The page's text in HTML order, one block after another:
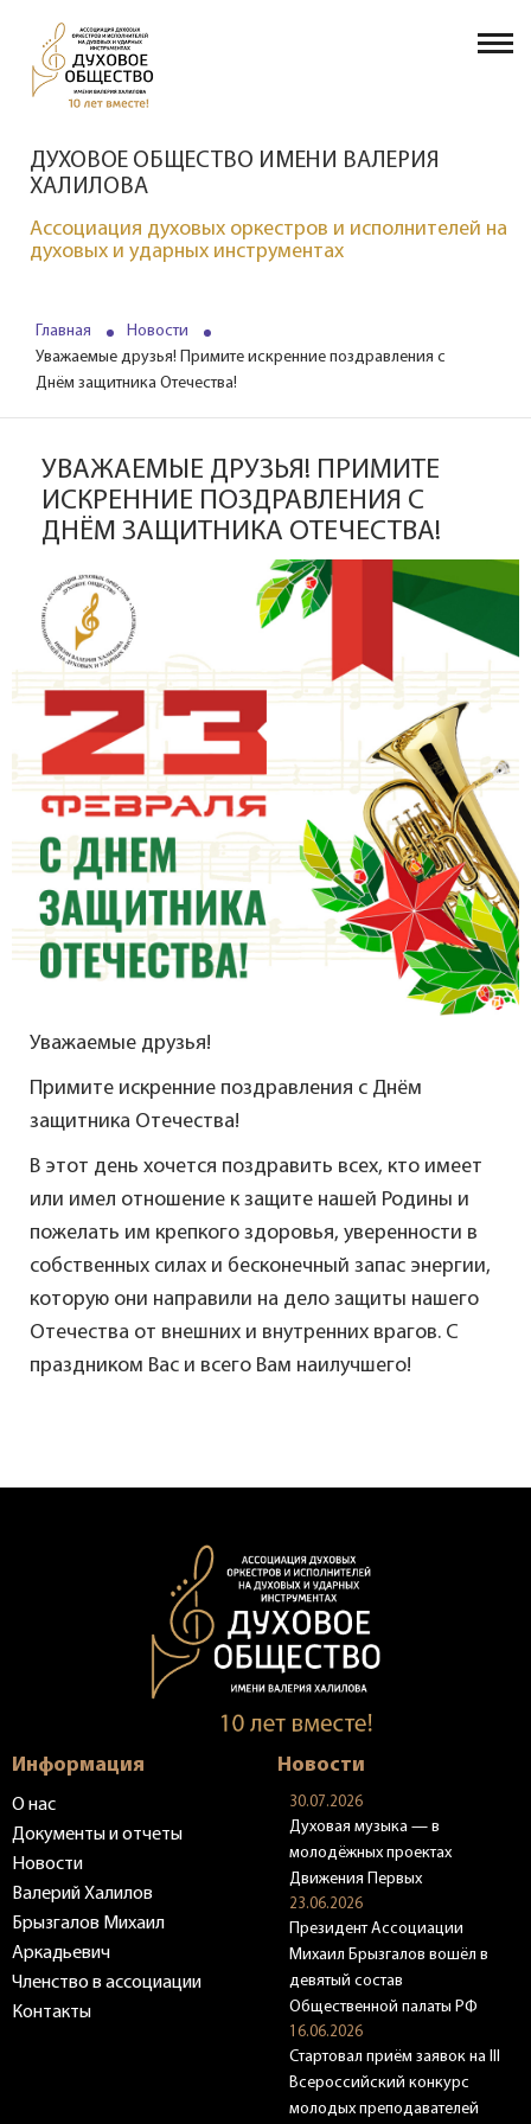
ДУХОВОЕ ОБЩЕСТВО ИМЕНИ ВАЛЕРИЯ
ХАЛИЛОВА
Ассоциация духовых оркестров и исполнителей на
духовых и ударных инструментах
Главная
Новости
Уважаемые друзья! Примите искренние поздравления с
Днём защитника Отечества!
УВАЖАЕМЫЕ ДРУЗЬЯ! ПРИМИТЕ
ИСКРЕННИЕ ПОЗДРАВЛЕНИЯ С
ДНЁМ ЗАЩИТНИКА ОТЕЧЕСТВА!
Уважаемые друзья!
Примите искренние поздравления с Днём
защитника Отечества!
В этот день хочется поздравить всех, кто имеет
или имел отношение к защите нашей Родины и
пожелать им крепкого здоровья, уверенности в
собственных силах и бесконечный запас энергии,
которую они направили на дело защиты нашего
Отечества от внешних и внутренних врагов. С
праздником Вас и всего Вам наилучшего!
Информация
О нас
Документы и отчеты
Новости
Валерий Халилов
Брызгалов Михаил
Аркадьевич
Членство в ассоциации
Контакты
Новости
30.07.2026
Духовая музыка — в
молодёжных проектах
Движения Первых
23.06.2026
Президент Ассоциации
Михаил Брызгалов вошёл в
девятый состав
Общественной палаты РФ
16.06.2026
Стартовал приём заявок на III
Всероссийский конкурс
молодых преподавателей